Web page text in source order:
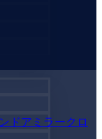
ドアミラークロ